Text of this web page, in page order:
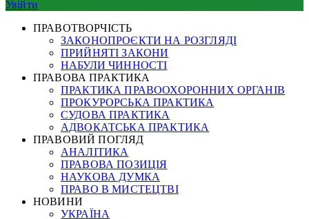
Увійти
ПРАВОТВОРЧІСТЬ
ЗАКОНОПРОЄКТИ НА РОЗГЛЯДІ
ПРИЙНЯТІ ЗАКОНИ
НАБУЛИ ЧИННОСТІ
ПРАВОВА ПРАКТИКА
ПРАКТИКА ПРАВООХОРОННИХ ОРГАНІВ
ПРОКУРОРСЬКА ПРАКТИКА
СУДОВА ПРАКТИКА
АДВОКАТСЬКА ПРАКТИКА
ПРАВОВИЙ ПОГЛЯД
АНАЛІТИКА
ПРАВОВА ПОЗИЦІЯ
НАУКОВА ДУМКА
ПРАВО В МИСТЕЦТВІ
НОВИНИ
УКРАЇНА